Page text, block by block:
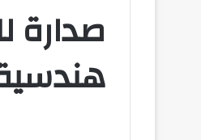
صدارة